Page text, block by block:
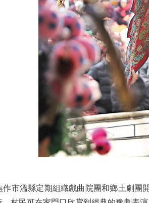
溫縣定期組織戲曲院團和鄉土劇團開